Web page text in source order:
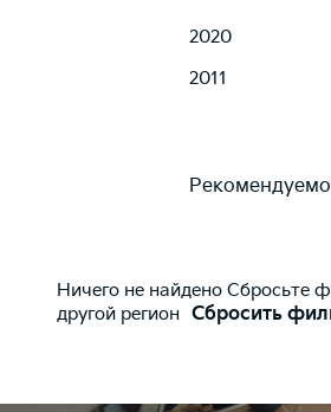
2020
2011
Ничего не найдено Сбросьте
другой регион Сбросить